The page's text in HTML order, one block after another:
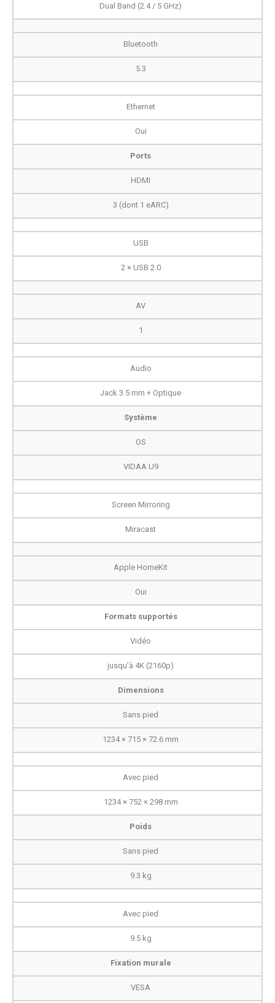
Dual Band (2.4 / 5 GHz)
Bluetooth
5.3
Ethernet
Oui
Ports
HDMI
3 (dont 1 eARC)
USB
2 × USB 2.0
AV
1
Audio
Jack 3.5 mm + Optique
Système
OS
VIDAA U9
Screen Mirroring
Miracast
Apple HomeKit
Oui
Formats supportés
Vidéo
jusqu’à 4K (2160p)
Dimensions
Sans pied
1234 × 715 × 72.6 mm
Avec pied
1234 × 752 × 298 mm
Poids
Sans pied
9.3 kg
Avec pied
9.5 kg
Fixation murale
VESA